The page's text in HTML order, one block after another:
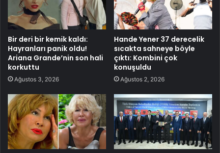
Bir deri bir kemik kaldı:
Hayranları panik oldu!
Ariana Grande’nin son hali
korkuttu
Ağustos 3, 2026
Hande Yener 37 derecelik
sıcakta sahneye böyle
çıktı: Kombini çok
konuşuldu
Ağustos 2, 2026